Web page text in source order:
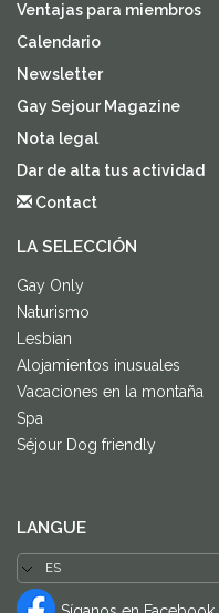
Ventajas para miembros
Calendario
Newsletter
Gay Sejour Magazine
Nota legal
Dar de alta tus actividad
Contact
LA SELECCIÓN
Gay Only
Naturismo
Lesbian
Alojamientos inusuales
Vacaciones en la montaña
Spa
Séjour Dog friendly
LANGUE